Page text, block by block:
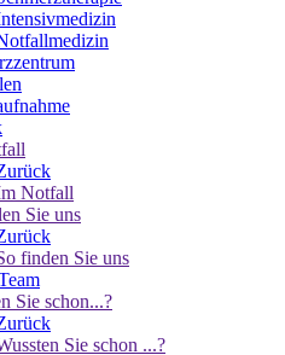
Notfall
Sie uns
finden Sie uns
Sie schon...?
Sie schon ...?